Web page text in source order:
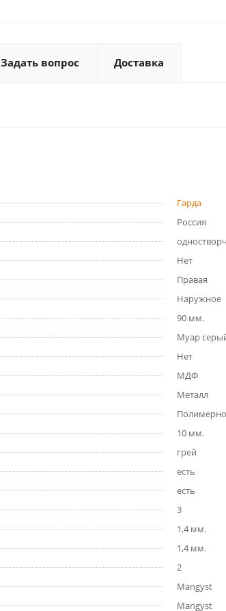
Задать вопрос Доставка
Гарда
Россия
Нет
Правая
Наружное
90 мм.
Муар
Нет
МДФ
Металл
10 мм.
грей
есть
есть
3
1,4 мм.
1,4 мм.
2
Mangyst
Mangyst